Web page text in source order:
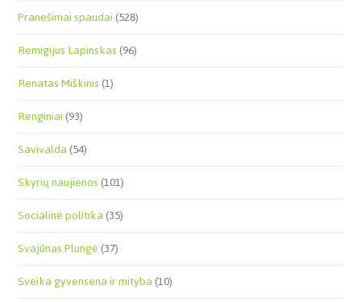
Pranešimai spaudai(528)
Remigijus Lapinskas(96)
Renatas Miškinis(1)
Renginiai(93)
Savivalda(54)
Skyrių naujienos(101)
Socialinė politika(35)
Svajūnas Plungė(37)
Sveika gyvensena ir mityba(10)